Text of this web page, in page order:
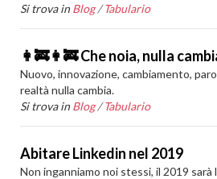
Si trova in Blog /Tabulario
👩‍🚒️👩‍🚒️ Che noia, nulla
Nuovo, innovazione, cambiamento,
realtà nulla cambia.
Si trova in Blog /Tabulario
Abitare Linkedin nel 2019
Non inganniamo noi stessi, il 2019 sarà